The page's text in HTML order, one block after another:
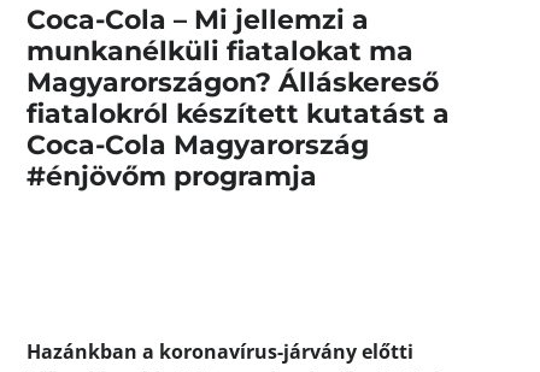
Coca-Cola – Mi jellemzi a
munkanélküli fiatalokat ma
Magyarországon? Álláskereső
fiatalokról készített kutatást a
Coca-Cola Magyarország
#énjövőm programja
Hazánkban a koronavírus-járvány előtti